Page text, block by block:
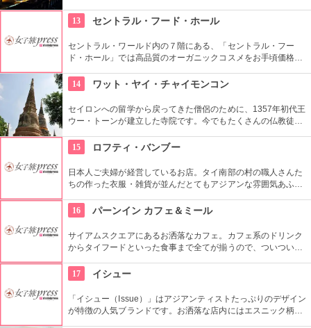
と自分のお気に入りのクラブが見つかるかも。BTSや地下鉄の
最寄り駅がないため、タクシーで行って。
13 セントラル・フード・ホール
セントラル・ワールド内の７階にある、「セントラル・フー
ド・ホール」では高品質のオーガニックコスメをお手頃価格で
タイのオーガニックハーブを使ったヘアケア商品などはお土産
に喜ばれます。
14 ワット・ヤイ・チャイモンコン
セイロンへの留学から戻ってきた僧侶のために、1357年初代王
ウー・トーンが建立した寺院です。今でもたくさんの仏教徒が
塔、横になった涅槃の仏像、チェディ前であぐらを組む大きな
仏像など、どれもすごいスケールです。
15 ロフティ・バンブー
日本人ご夫婦が経営しているお店。タイ南部の村の職人さんた
ちの作った衣服・雑貨が並んだとてもアジアンな雰囲気あふれ
ょう。
16 パーンイン カフェ＆ミール
サイアムスクエアにあるお洒落なカフェ。カフェ系のドリンク
からタイフードといった食事まで全てが揃うので、ついつい長
る。
17 イシュー
「イシュー（Issue）」はアジアンティストたっぷりのデザイン
が特徴の人気ブランドです。お洒落な店内にはエスニック柄の